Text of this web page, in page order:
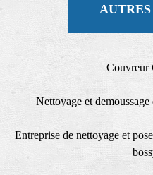
Couvreur
Nettoyage et
Entreprise de nettoyage et